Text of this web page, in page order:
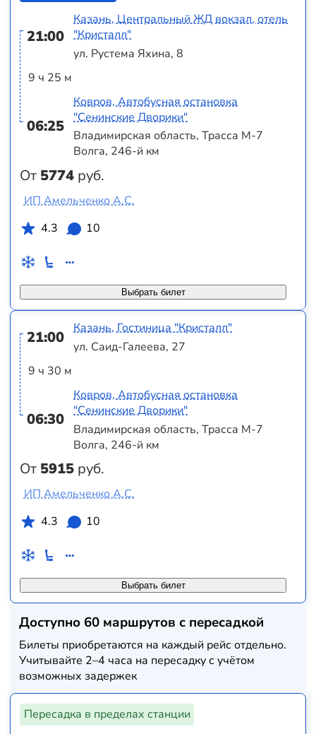
21:00
9 ч 25 м
06:25
От 5774 руб.
Казань, Центральный ЖД вокзал, отель
"Кристалл"
ул. Рустема Яхина, 8
Ковров, Автобусная остановка
"Сенинские Дворики"
Владимирская область, Трасса М-7
Волга, 246-й км
Выбрать билет
ИП Амельченко А.С.
4.3
10
21:00
9 ч 30 м
06:30
От 5915 руб.
Казань, Гостиница "Кристалл"
ул. Саид-Галеева, 27
Ковров, Автобусная остановка
"Сенинские Дворики"
Владимирская область, Трасса М-7
Волга, 246-й км
Выбрать билет
ИП Амельченко А.С.
4.3
10
Доступно 60 маршрутов с пересадкой
Билеты приобретаются на каждый рейс отдельно.
Учитывайте 2–4 часа на пересадку с учётом
возможных задержек
Пересадка в пределах станции